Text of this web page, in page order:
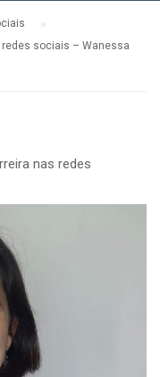
sociais – Wanessa
nas redes